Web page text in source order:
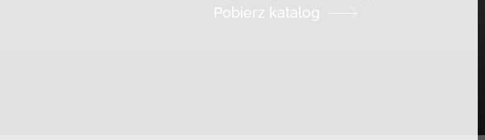
Pobierz katalog